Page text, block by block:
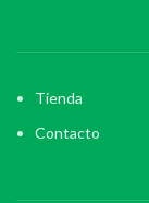
Tienda
Contacto